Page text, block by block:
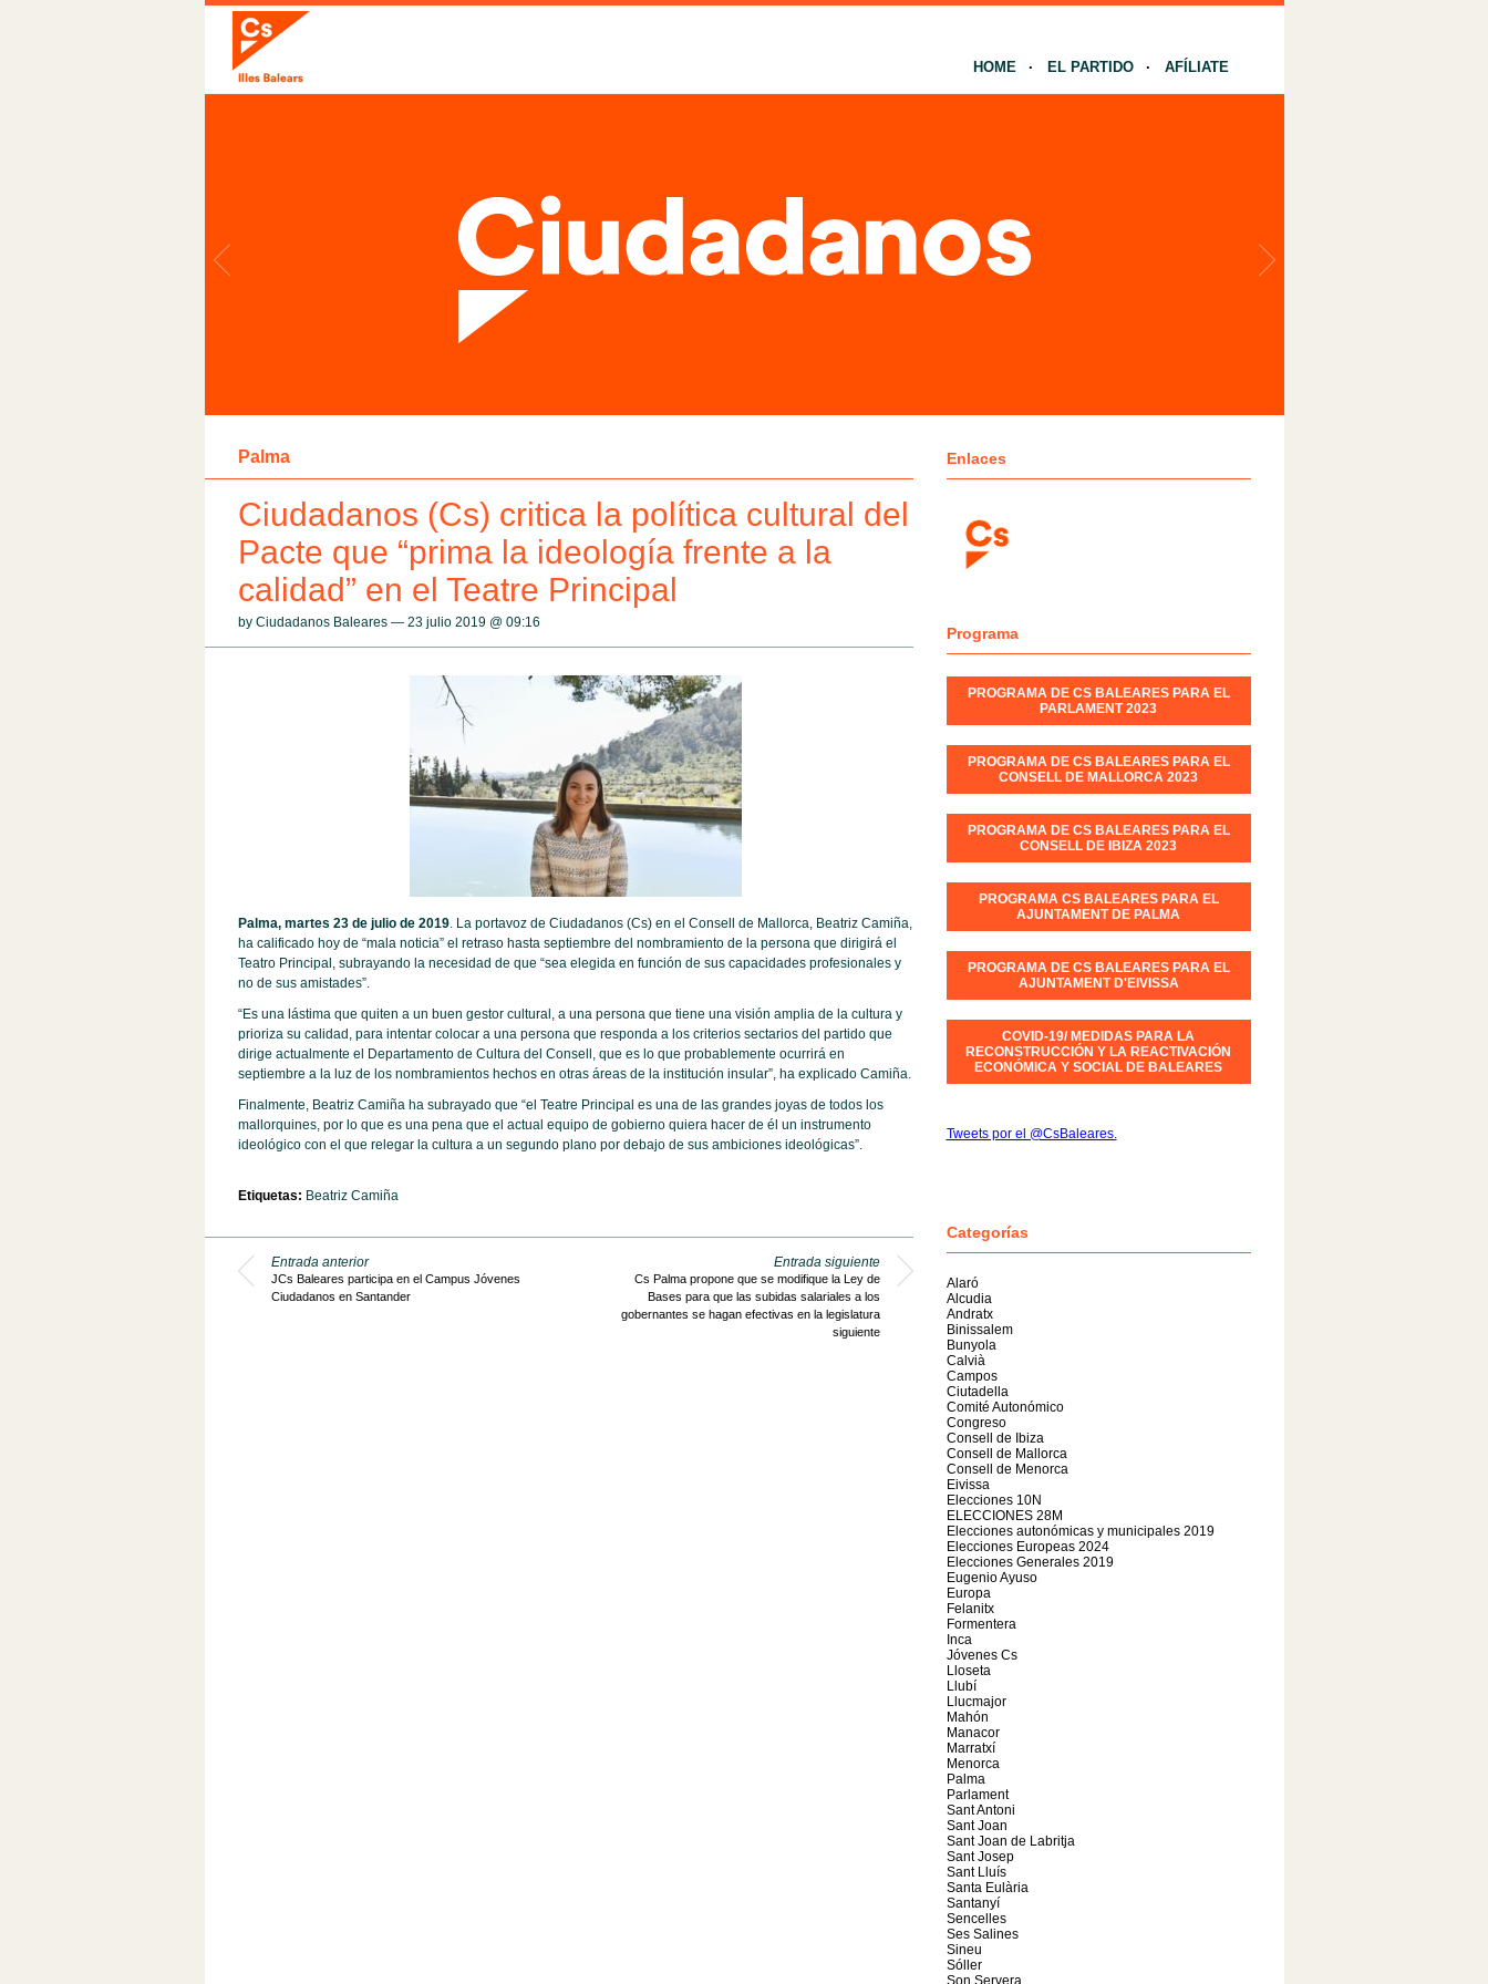
HOME EL PARTIDO AFÍLIATE
Palma
Ciudadanos (Cs) critica la política cultural del
Pacte que “prima la ideología frente a la
calidad” en el Teatre Principal
by Ciudadanos Baleares — 23 julio 2019 @ 09:16
Palma, martes 23 de julio de 2019. La portavoz de Ciudadanos (Cs) en el Consell de Mallorca, Beatriz Camiña,
ha calificado hoy de “mala noticia” el retraso hasta septiembre del nombramiento de la persona que dirigirá el
Teatro Principal, subrayando la necesidad de que “sea elegida en función de sus capacidades profesionales y
no de sus amistades”.
“Es una lástima que quiten a un buen gestor cultural, a una persona que tiene una visión amplia de la cultura y
prioriza su calidad, para intentar colocar a una persona que responda a los criterios sectarios del partido que
dirige actualmente el Departamento de Cultura del Consell, que es lo que probablemente ocurrirá en
septiembre a la luz de los nombramientos hechos en otras áreas de la institución insular”, ha explicado Camiña.
Finalmente, Beatriz Camiña ha subrayado que “el Teatre Principal es una de las grandes joyas de todos los
mallorquines, por lo que es una pena que el actual equipo de gobierno quiera hacer de él un instrumento
ideológico con el que relegar la cultura a un segundo plano por debajo de sus ambiciones ideológicas”.
Etiquetas: Beatriz Camiña
Entrada anterior
JCs Baleares participa en el Campus Jóvenes
Ciudadanos en Santander
Entrada siguiente
Cs Palma propone que se modifique la Ley de
Bases para que las subidas salariales a los
gobernantes se hagan efectivas en la legislatura
siguiente
Enlaces
Programa
PROGRAMA DE CS BALEARES PARA EL
PARLAMENT 2023
PROGRAMA DE CS BALEARES PARA EL
CONSELL DE MALLORCA 2023
PROGRAMA DE CS BALEARES PARA EL
CONSELL DE IBIZA 2023
PROGRAMA CS BALEARES PARA EL
AJUNTAMENT DE PALMA
PROGRAMA DE CS BALEARES PARA EL
AJUNTAMENT D'EIVISSA
COVID-19/ MEDIDAS PARA LA
RECONSTRUCCIÓN Y LA REACTIVACIÓN
ECONÓMICA Y SOCIAL DE BALEARES
Tweets por el @CsBaleares.
Categorías
Alaró
Alcudia
Andratx
Binissalem
Bunyola
Calvià
Campos
Ciutadella
Comité Autonómico
Congreso
Consell de Ibiza
Consell de Mallorca
Consell de Menorca
Eivissa
Elecciones 10N
ELECCIONES 28M
Elecciones autonómicas y municipales 2019
Elecciones Europeas 2024
Elecciones Generales 2019
Eugenio Ayuso
Europa
Felanitx
Formentera
Inca
Jóvenes Cs
Lloseta
Llubí
Llucmajor
Mahón
Manacor
Marratxí
Menorca
Palma
Parlament
Sant Antoni
Sant Joan
Sant Joan de Labritja
Sant Josep
Sant Lluís
Santa Eulària
Santanyí
Sencelles
Ses Salines
Sineu
Sóller
Son Servera